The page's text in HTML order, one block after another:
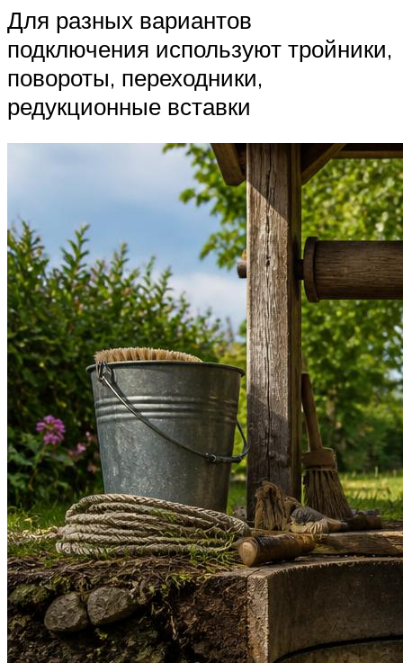
Для разных вариантов
подключения используют тройники,
повороты, переходники,
редукционные вставки